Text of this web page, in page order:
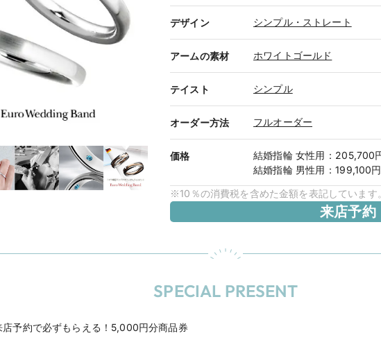
デザイン シンプル・ストレート
アームの素材 ホワイトゴールド
テイスト シンプル
オーダー方法 フルオーダー
価格 結婚指輪 女性用 ： 205,700
結婚指輪 男性用 ：199,100
※10％の消費税を含めた金額を表記しています
来店予約
SPECIAL PRESENT
店予約で必ずもらえる！5,000円分商品券